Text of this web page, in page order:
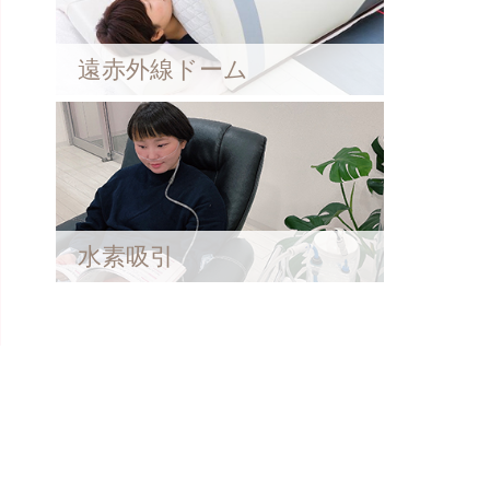
遠赤外線ドーム
水素吸引